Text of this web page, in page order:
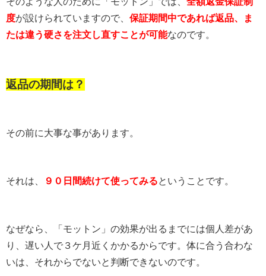
度が設けられていますので、 保証期間中であれば返品、ま
たは違う硬さを注文し直すことが可能なのです。
返品の期間は？
その前に大事な事があります。
それは、 ９０日間続けて使ってみるということです。
なぜなら、「モットン」の効果が出るまでには個人差があ
り、遅い人で３ケ月近くかかるからです。体に合う合わな
いは、それからでないと判断できないのです。